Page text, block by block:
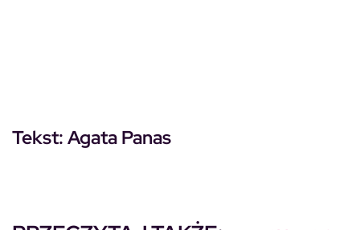
Tekst: Agata Panas